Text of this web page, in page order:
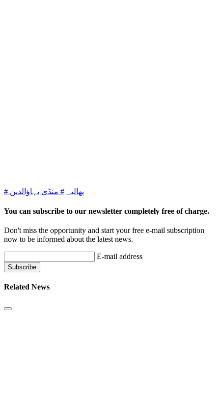
# پھالیہ # منڈی بہاؤالدین
You can subscribe to our newsletter completely free of charge.
Don't miss the opportunity and start your free e-mail subscription
now to be informed about the latest news.
E-mail address
Related News